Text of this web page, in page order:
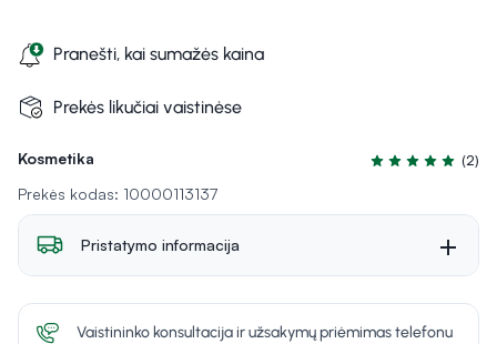
Kosmetika
Įvertinimas 4.5
(2)
Prekės kodas: 10000113137
Pranešti, kai sumažės kaina
Prekės likučiai vaistinėse
Pristatymo informacija
Vaistininko konsultacija ir užsakymų priėmimas telefonu